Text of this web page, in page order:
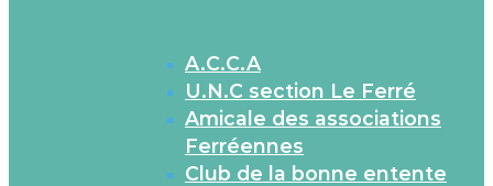
A.C.C.A
U.N.C section Le Ferré
Amicale des associations
Ferréennes
Club de la bonne entente